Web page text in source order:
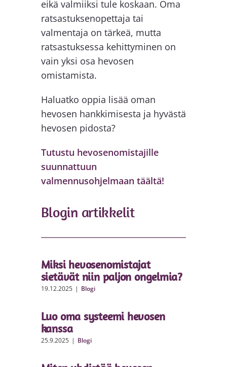
eikä valmiiksi tule koskaan. Oma
ratsastuksenopettaja tai
valmentaja on tärkeä, mutta
ratsastuksessa kehittyminen on
vain yksi osa hevosen
omistamista.
Haluatko oppia lisää oman
hevosen hankkimisesta ja hyvästä
hevosen pidosta?
Tutustu hevosenomistajille
suunnattuun
valmennusohjelmaan täältä!
Blogin artikkelit
Miksi hevosenomistajat
sietävät niin paljon ongelmia?
19.12.2025 | Blogi
Luo oma systeemi hevosen
kanssa
25.9.2025 | Blogi